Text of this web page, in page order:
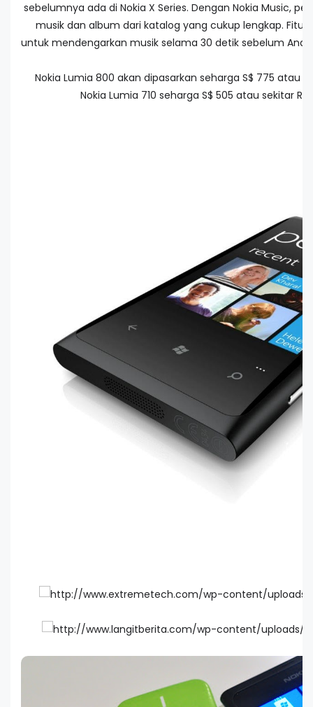
sebelumnya ada di Nokia X Series. Dengan Nokia Music,
musik dan album dari katalog yang cukup lengkap. Fitur
untuk mendengarkan musik selama 30 detik sebelum
Nokia Lumia 800 akan dipasarkan seharga S$ 775 atau
Nokia Lumia 710 seharga S$ 505 atau sekitar